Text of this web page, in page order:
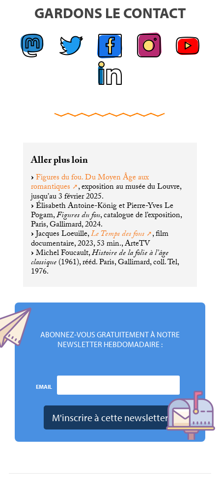
GARDONS LE CONTACT
Aller plus loin
Figures du fou. Du Moyen Âge aux
romantiques , exposition au musée du Louvre,
jusqu’au 3 février 2025.
Élisabeth Antoine-König et Pierre-Yves Le
Pogam,Figures du fou, catalogue de l’exposition,
Paris, Gallimard, 2024.
Jacques Loeuille,Le Temps des fous , film
documentaire, 2023, 53 min., ArteTV
Michel Foucault,Histoire de la folie à l’âge
classique(1961), rééd. Paris, Gallimard, coll. Tel,
1976.
ABONNEZ-VOUS GRATUITEMENT À NOTRE
NEWSLETTER HEBDOMADAIRE :
EMAIL